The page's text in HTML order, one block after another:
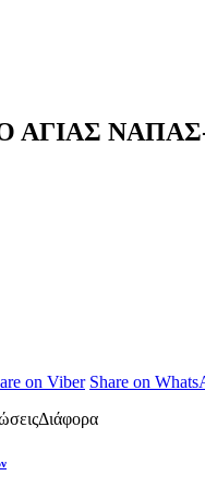
ΑΓΙΑΣ
on Viber Share on
Διάφορα